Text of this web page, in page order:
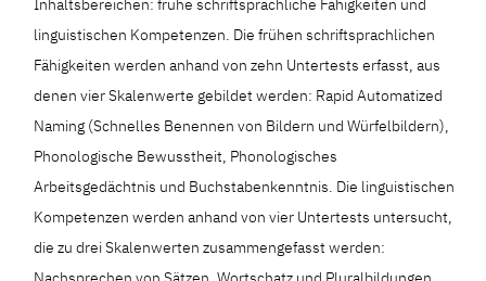
Inhaltsbereichen: frühe schriftsprachliche Fähigkeiten und
linguistischen Kompetenzen. Die frühen schriftsprachlichen
Fähigkeiten werden anhand von zehn Untertests erfasst, aus
denen vier Skalenwerte gebildet werden: Rapid Automatized
Naming (Schnelles Benennen von Bildern und Würfelbildern),
Phonologische Bewusstheit, Phonologisches
Arbeitsgedächtnis und Buchstabenkenntnis. Die linguistischen
Kompetenzen werden anhand von vier Untertests untersucht,
die zu drei Skalenwerten zusammengefasst werden: